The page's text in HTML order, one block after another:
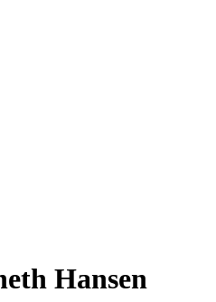
Hansen